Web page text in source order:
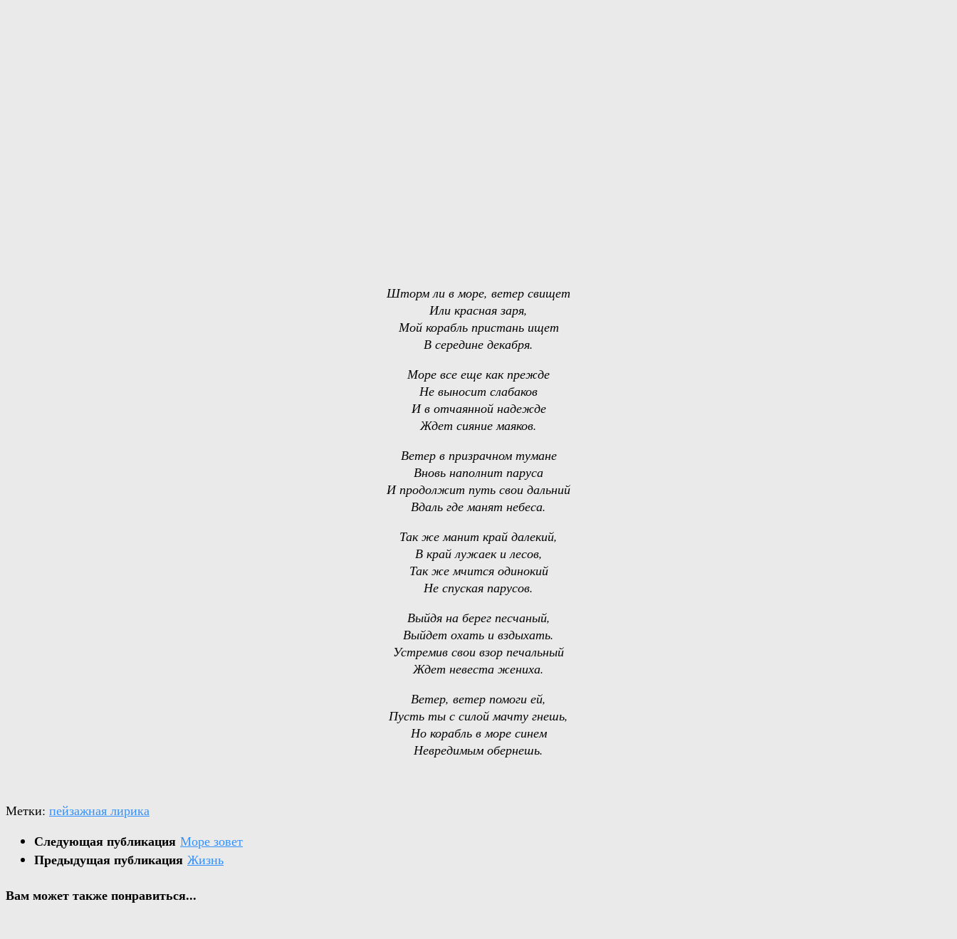
Шторм ли в море, ветер свищет
Или красная заря,
Мой корабль пристань ищет
В середине декабря.
Море все еще как прежде
Не выносит слабаков
И в отчаянной надежде
Ждет сияние маяков.
Ветер в призрачном тумане
Вновь наполнит паруса
И продолжит путь свои дальний
Вдаль где манят небеса.
Так же манит край далекий,
В край лужаек и лесов,
Так же мчится одинокий
Не спуская парусов.
Выйдя на берег песчаный,
Выйдет охать и вздыхать.
Устремив свои взор печальный
Ждет невеста жениха.
Ветер, ветер помоги ей,
Пусть ты с силой мачту гнешь,
Но корабль в море синем
Невредимым обернешь.
Метки: пейзажная лирика
Следующая публикация Море зовет
Предыдущая публикация Жизнь
Вам может также понравиться...